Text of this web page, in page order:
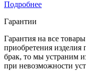
Подробнее
Гарантии
Гарантия на все
приобретения изделия
брак, то мы устраним
при невозможности